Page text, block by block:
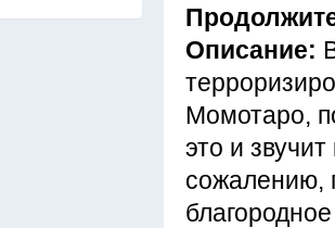
Описание:
Момотаро,
это и
сожалению,